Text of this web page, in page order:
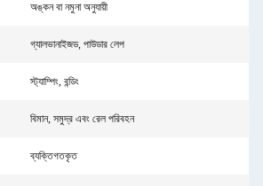
অঙ্কন বা নমুনা অনুযায়ী
গ্যালভানাইজড, পাউডার লেপ
স্ট্যাম্পিং, বন্ডিং
বিমান, সমুদ্র এবং রেল পরিবহন
ব্যক্তিগতকৃত